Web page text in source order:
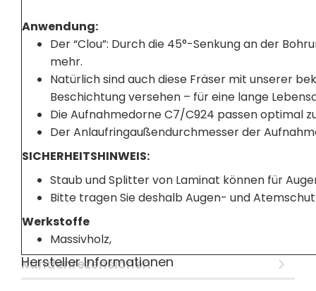
Anwendung:
Der “Clou”: Durch die 45°-Senkung an der
mehr.
Natürlich sind auch diese Fräser mit unserer
Beschichtung versehen – für eine lange
Die Aufnahmedorne C7/C924 passen optimal
Der Anlaufringaußendurchmesser der
SICHERHEITSHINWEIS:
Staub und Splitter von Laminat können für
Bitte tragen Sie deshalb Augen- und
Werkstoffe
Massivholz,
Kundenrezensionen
Hersteller Informationen